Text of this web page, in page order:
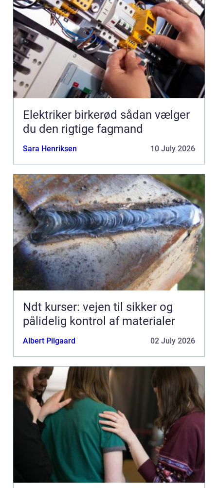
Elektriker birkerød sådan vælger
du den rigtige fagmand
Sara Henriksen 10 July 2026
Ndt kurser: vejen til sikker og
pålidelig kontrol af materialer
Albert Pilgaard 02 July 2026